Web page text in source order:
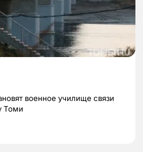
военное училище связи
Томи